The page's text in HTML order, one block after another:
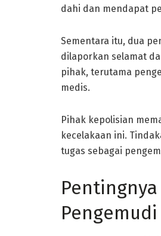
dahi dan mendapat
Sementara itu, dua
dilaporkan selamat
pihak, terutama
medis.
Pihak kepolisian
kecelakaan ini.
tugas sebagai